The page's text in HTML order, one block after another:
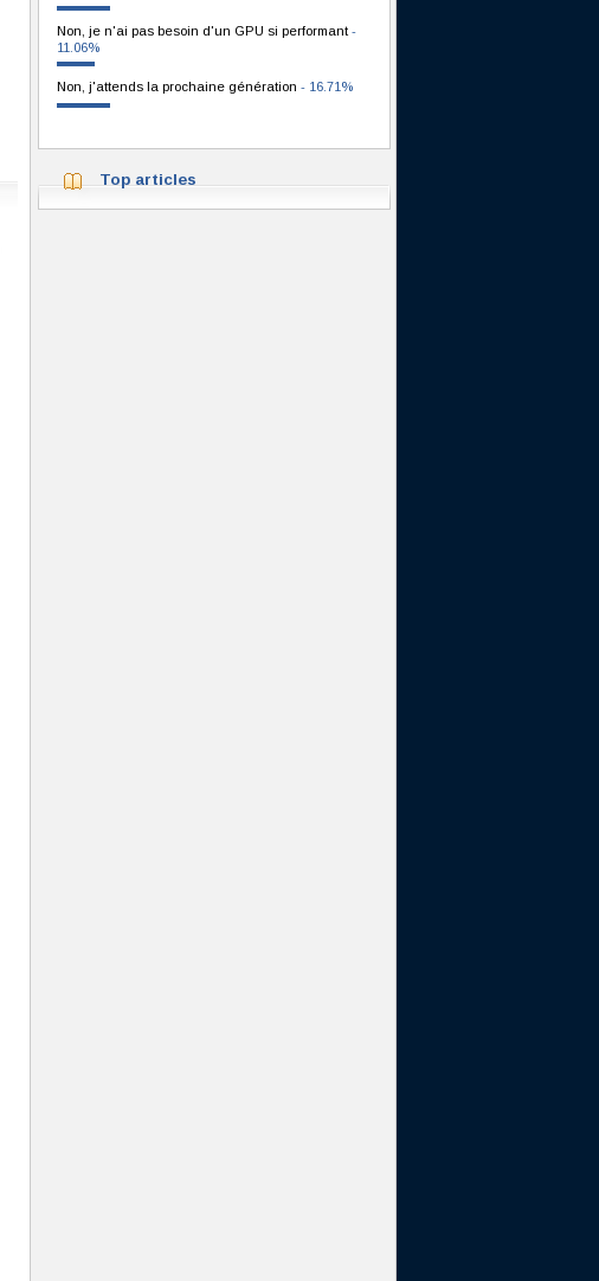
Non, je n'ai pas besoin d'un GPU si performant -
11.06%
Non, j'attends la prochaine génération - 16.71%
Top articles